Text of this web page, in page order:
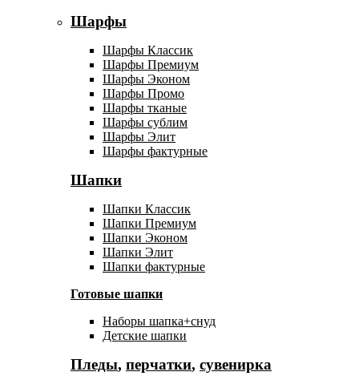
Шарфы
Шарфы Классик
Шарфы Премиум
Шарфы Эконом
Шарфы Промо
Шарфы тканые
Шарфы сублим
Шарфы Элит
Шарфы фактурные
Шапки
Шапки Классик
Шапки Премиум
Шапки Эконом
Шапки Элит
Шапки фактурные
Готовые шапки
Наборы шапка+снуд
Детские шапки
Пледы, перчатки, сувенирка